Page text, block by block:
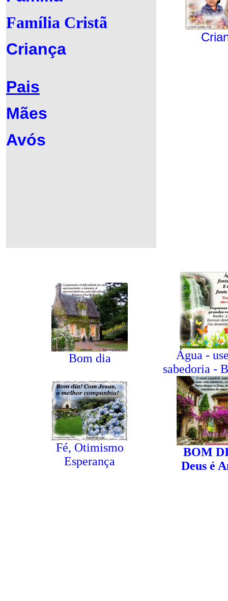
Família Cristã
Criança
Pais
Mães
Avós
Bom dia
Água -
sabedoria -
Fé, Otimismo
Esperança
BOM
Deus é